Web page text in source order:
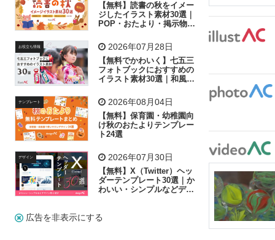
歩く 工場 会社 太陽 キラキラ
子供 作業員 葉 相談 ピクトグラム
【無料】読書の秋をイメー
ジしたイラスト素材30選｜
POP・おたより・掲示物に
お役立ち情報 2026年07月28日
【無料でかわいく】七五三
フォトブックにおすすめの
イラスト素材30選｜和風の
テンプレート 2026年08月04日
【無料】保育園・幼稚園向
け秋のおたよりテンプレー
ト24選
デザイン 2026年07月30日
【無料】X（Twitter）ヘッ
ダーテンプレート30選｜か
わいい・シンプルなどデザ
広告を非表示にする